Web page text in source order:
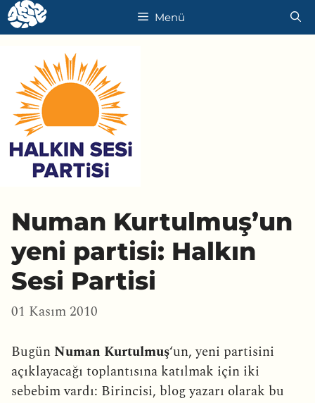
İçeriğe
atla
Menü
Numan Kurtulmuş’un
yeni partisi: Halkın
Sesi Partisi
01 Kasım 2010
BugünNuman Kurtulmuş‘un, yeni partisini
açıklayacağı toplantısına katılmak için iki
sebebim vardı: Birincisi, blog yazarı olarak bu